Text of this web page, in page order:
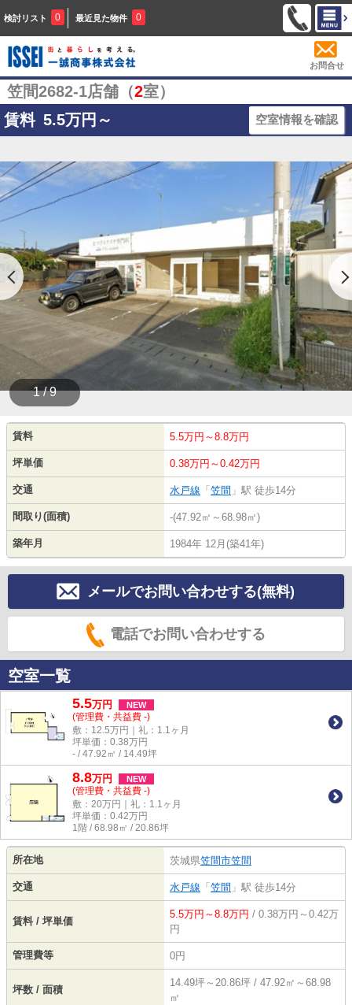
検討リスト 0 最近見た物件 0
お問合せ
笠間2682-1店舗（2室）
賃料 5.5万円～ 空室情報を確認
1 / 9
賃料 5.5万円～8.8万円
坪単価 0.38万円～0.42万円
交通 水戸線 「 笠間 」駅 徒歩14分
間取り(面積) -(47.92㎡～68.98㎡)
築年月 1984年 12月(築41年)
メールでお問い合わせする(無料)
電話でお問い合わせする
空室一覧
5.5万円 NEW
(管理費・共益費 -)
敷：12.5万円｜礼：1.1ヶ月
坪単価： 0.38万円
- / 47.92㎡ / 14.49坪
8.8万円 NEW
(管理費・共益費 -)
敷：20万円｜礼：1.1ヶ月
坪単価： 0.42万円
1階 / 68.98㎡ / 20.86坪
所在地 茨城県笠間市笠間
交通 水戸線 「 笠間 」駅 徒歩14分
賃料 / 坪単価
5.5万円～8.8万円 / 0.38万円～0.42万
円
管理費等 0円
坪数 / 面積
14.49坪～20.86坪 / 47.92㎡～68.98
㎡